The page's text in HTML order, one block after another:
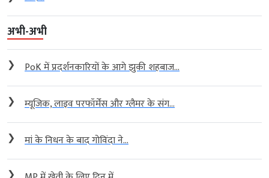
अभी-अभी
❯ PoK में प्रदर्शनकारियों के आगे झुकी शहबाज...
❯ म्यूजिक, लाइव परफॉर्मेंस और ग्लैमर के संग...
❯ मां के निधन के बाद गोविंदा ने...
❯